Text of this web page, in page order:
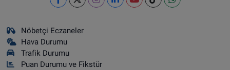
Nöbetçi Eczaneler
Hava Durumu
Trafik Durumu
Puan Durumu ve Fikstür